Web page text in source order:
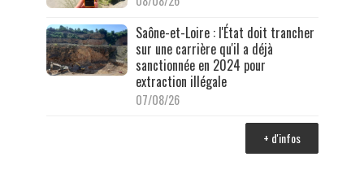
Saône-et-Loire : l'État doit trancher
sur une carrière qu'il a déjà
sanctionnée en 2024 pour
extraction illégale
07/08/26
+ d'infos